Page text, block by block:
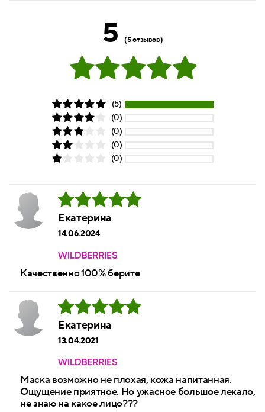
5 (5 отзывов)
(5)
(0)
(0)
(0)
(0)
Екатерина
14.06.2024
Качественно 100% берите
Екатерина
13.04.2021
Маска возможно не плохая, кожа напитанная.
Ощущение приятное. Но ужасное большое лекало,
не знаю на какое лицо???